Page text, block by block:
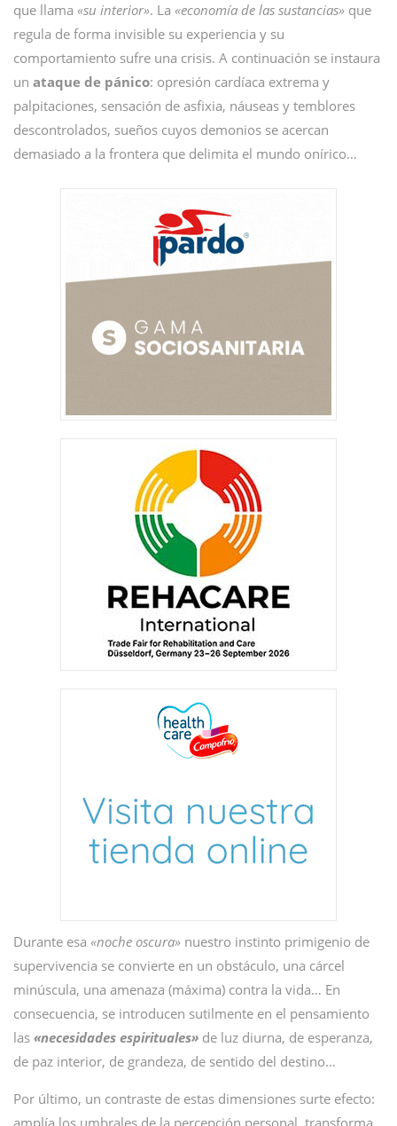
que llama «su interior». La «economía de las sustancias» que
regula de forma invisible su experiencia y su
comportamiento sufre una crisis. A continuación se instaura
un ataque de pánico: opresión cardíaca extrema y
palpitaciones, sensación de asfixia, náuseas y temblores
descontrolados, sueños cuyos demonios se acercan
demasiado a la frontera que delimita el mundo onírico…
Durante esa «noche oscura» nuestro instinto primigenio de
supervivencia se convierte en un obstáculo, una cárcel
minúscula, una amenaza (máxima) contra la vida… En
consecuencia, se introducen sutilmente en el pensamiento
las «necesidades espirituales» de luz diurna, de esperanza,
de paz interior, de grandeza, de sentido del destino…
Por último, un contraste de estas dimensiones surte efecto:
amplía los umbrales de la percepción personal, transforma